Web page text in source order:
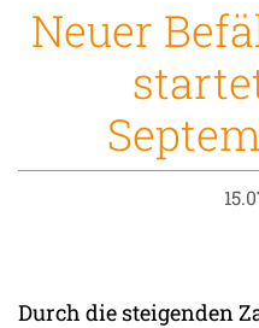
Neuer
Durch die steigenden